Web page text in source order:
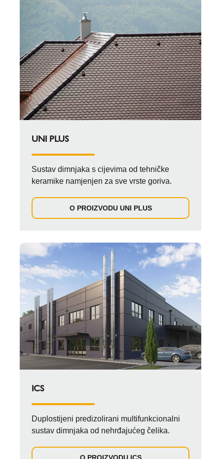
UNI PLUS
Sustav dimnjaka s cijevima od tehničke
keramike namjenjen za sve vrste goriva.
O PROIZVODU UNI PLUS
ICS
Duplostijeni predizolirani multifunkcionalni
sustav dimnjaka od nehrđajućeg čelika.